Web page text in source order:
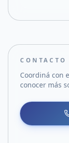
Coordiná con
conocer más